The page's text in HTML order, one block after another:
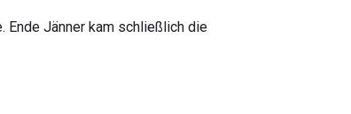
Ende Jänner kam schließlich die